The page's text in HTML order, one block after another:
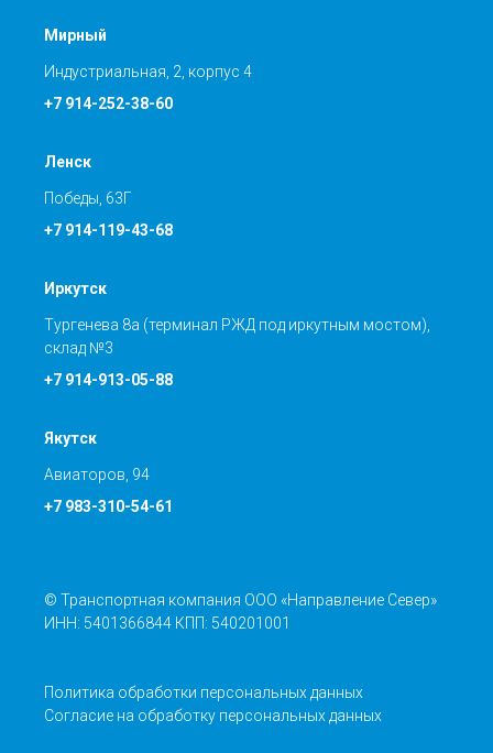
Мирный
Индустриальная, 2, корпус 4
+7 914-252-38-60
Ленск
Победы, 63Г
+7 914-119-43-68
Иркутск
Тургенева 8а (терминал РЖД под иркутным мостом),
склад №3
+7 914-913-05-88
Якутск
Авиаторов, 94
+7 983-310-54-61
© Транспортная компания ООО «Направление Север»
ИНН: 5401366844 КПП: 540201001
Политика обработки персональных данных
Согласие на обработку персональных данных